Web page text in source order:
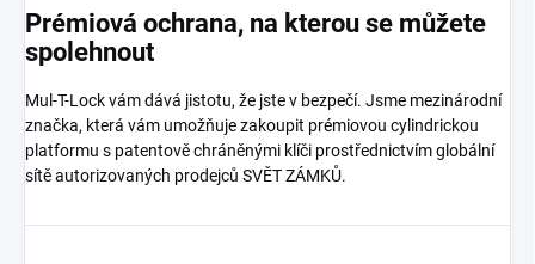
Prémiová ochrana, na kterou se můžete
spolehnout
Mul-T-Lock vám dává jistotu, že jste v bezpečí. Jsme mezinárodní
značka, která vám umožňuje zakoupit prémiovou cylindrickou
platformu s patentově chráněnými klíči prostřednictvím globální
sítě autorizovaných prodejců SVĚT ZÁMKŮ.